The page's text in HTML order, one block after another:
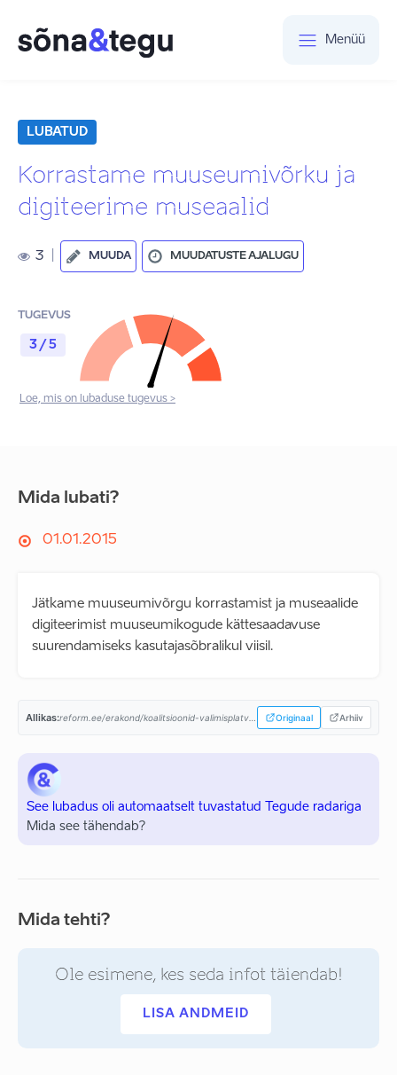
Menüü
LUBATUD
Korrastame muuseumivõrku ja
digiteerime museaalid
3 MUUDA MUUDATUSTE AJALUGU
TUGEVUS
3 / 5
Loe, mis on lubaduse tugevus >
Mida lubati?
01.01.2015
Jätkame muuseumivõrgu korrastamist ja museaalide
digiteerimist muuseumikogude kättesaadavuse
suurendamiseks kasutajasõbralikul viisil.
Allikas: Originaal Arhiiv
See lubadus oli automaatselt tuvastatud Tegude radariga
Mida see tähendab?
Mida tehti?
Ole esimene, kes seda infot täiendab!
LISA ANDMEID